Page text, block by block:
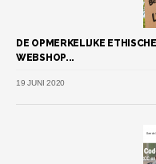
DE OPMERKELIJKE
WEBSHOP...
19 JUNI 2020